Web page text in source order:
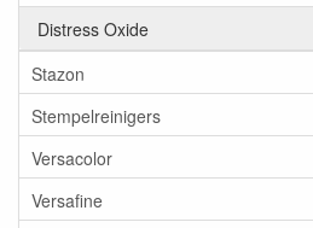
Distress Oxide
Stazon
Stempelreinigers
Versacolor
Versafine